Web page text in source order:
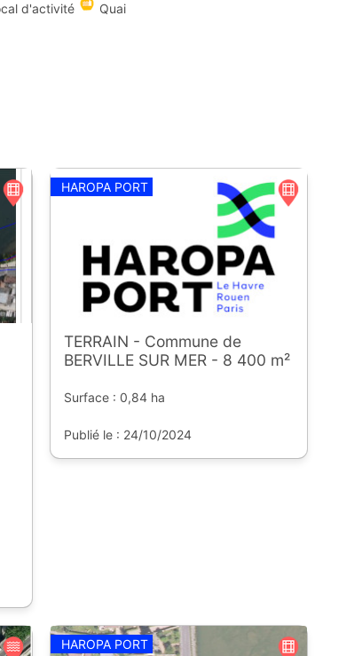
d'activité Quai
HAROPA PORT
TERRAIN - Commune de
BERVILLE SUR MER - 8 400 m²
Surface : 0,84 ha
Publié le : 24/10/2024
HAROPA PORT